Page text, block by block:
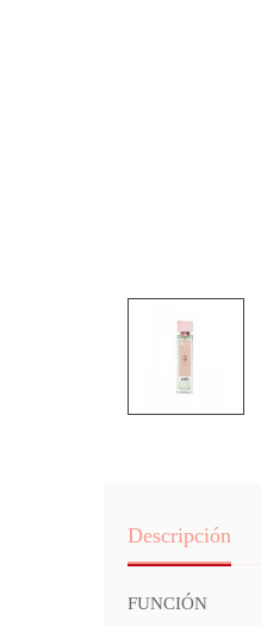
Descripción
FUNCIÓN